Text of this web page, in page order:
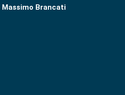
Massimo Brancati